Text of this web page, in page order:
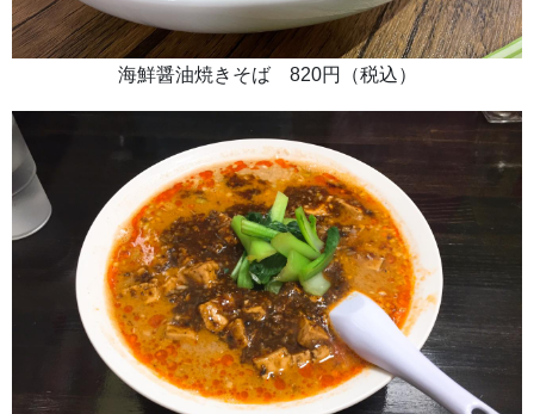
海鮮醤油焼きそば 820円（税込）